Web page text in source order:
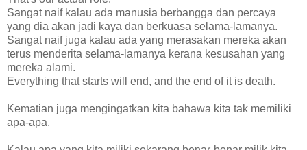
Sangat naif kalau ada manusia berbangga dan percaya
yang dia akan jadi kaya dan berkuasa selama-lamanya.
Sangat naif juga kalau ada yang merasakan mereka akan
terus menderita selama-lamanya kerana kesusahan yang
mereka alami.
Everything that starts will end, and the end of it is death.
Kematian juga mengingatkan kita bahawa kita tak memiliki
apa-apa.